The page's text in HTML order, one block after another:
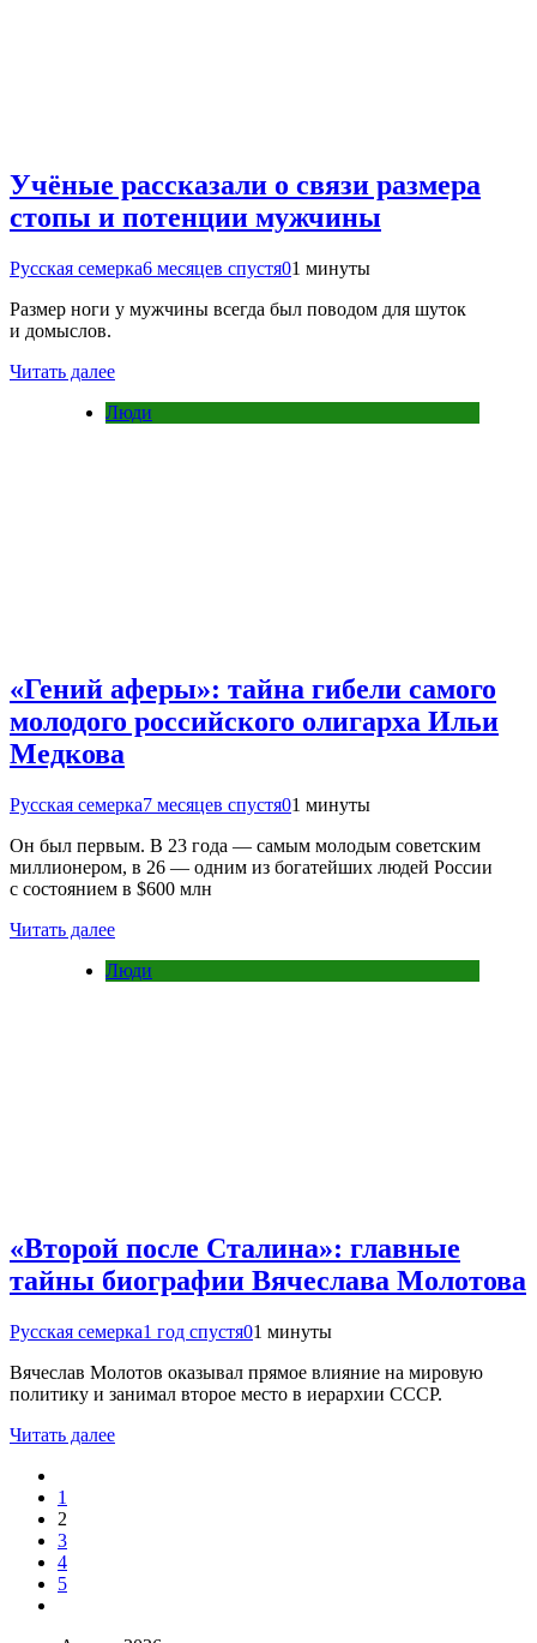
Учёные рассказали о связи размера
стопы и потенции мужчины
Русская семерка6 месяцев спустя01 минуты
Размер ноги у мужчины всегда был поводом для шуток
и домыслов.
Читать далее
Люди
«Гений аферы»: тайна гибели самого
молодого российского олигарха Ильи
Медкова
Русская семерка7 месяцев спустя01 минуты
Он был первым. В 23 года — самым молодым советским
миллионером, в 26 — одним из богатейших людей России
с состоянием в $600 млн
Читать далее
Люди
«Второй после Сталина»: главные
тайны биографии Вячеслава Молотова
Русская семерка1 год спустя01 минуты
Вячеслав Молотов оказывал прямое влияние на мировую
политику и занимал второе место в иерархии СССР.
Читать далее
1
2
3
4
5